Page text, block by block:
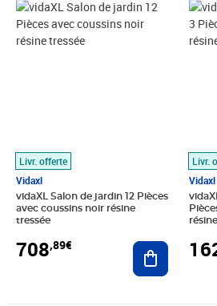
Livr. offerte
Vidaxl
vidaXL Salon de jardin 12 Pièces
avec coussins noir résine
tressée
708,89€
Prix 708,89€
Ajouter au
Livr.
Vidaxl
Prix